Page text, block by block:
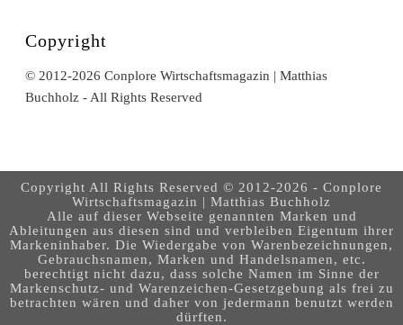
Copyright
© 2012-2026 Conplore Wirtschaftsmagazin | Matthias
Buchholz - All Rights Reserved
Copyright All Rights Reserved © 2012-2026 - Conplore
Wirtschaftsmagazin | Matthias Buchholz
Alle auf dieser Webseite genannten Marken und
Ableitungen aus diesen sind und verbleiben Eigentum ihrer
Markeninhaber. Die Wiedergabe von Warenbezeichnungen,
Gebrauchsnamen, Marken und Handelsnamen, etc.
berechtigt nicht dazu, dass solche Namen im Sinne der
Markenschutz- und Warenzeichen-Gesetzgebung als frei zu
betrachten wären und daher von jedermann benutzt werden
dürften.